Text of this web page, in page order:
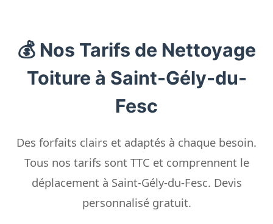
💰 Nos Tarifs de Nettoyage
Toiture à Saint-Gély-du-
Fesc
Des forfaits clairs et adaptés à chaque besoin.
Tous nos tarifs sont TTC et comprennent le
déplacement à Saint-Gély-du-Fesc. Devis
personnalisé gratuit.